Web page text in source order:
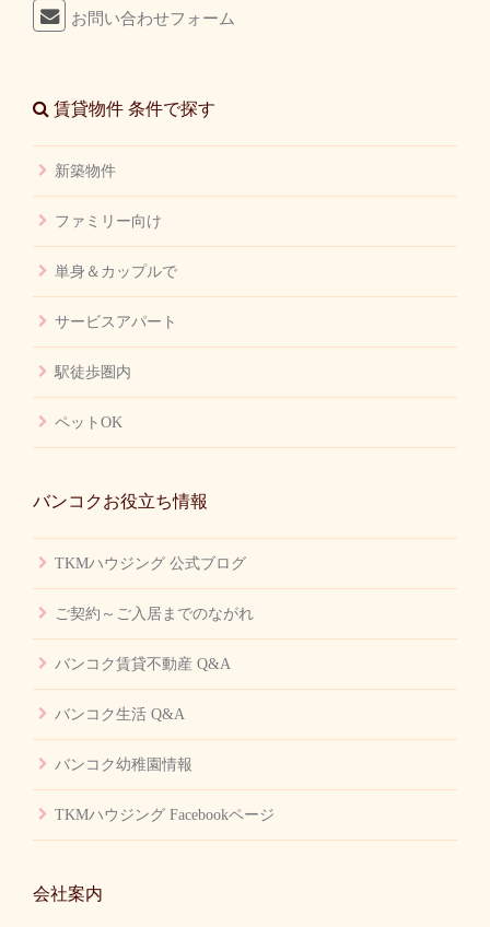
お問い合わせフォーム
賃貸物件 条件で探す
新築物件
ファミリー向け
単身＆カップルで
サービスアパート
駅徒歩圏内
ペットOK
バンコクお役立ち情報
TKMハウジング 公式ブログ
ご契約～ご入居までのながれ
バンコク賃貸不動産 Q&A
バンコク生活 Q&A
バンコク幼稚園情報
TKMハウジング Facebookページ
会社案内